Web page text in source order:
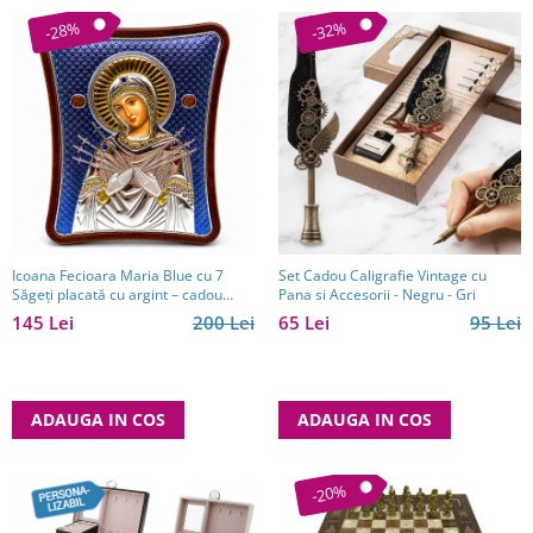
-28%
Icoana Fecioara Maria Blue cu 7
Săgeți placată cu argint – cadou
spiritual pentru familie - Made in
Grecia - 12,5 x 15,5 cm
200 Lei
145 Lei
ADAUGA IN COS
-32%
Set Cadou Caligrafie Vintage cu
Pana si Accesorii - Negru - Gri
95 Lei
65 Lei
ADAUGA IN COS
-20%